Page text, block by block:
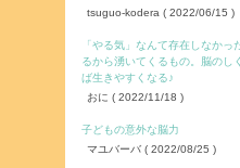
tsuguo-kodera ( 2022/06/15 )
「やる気」なんて存在しなかっ
るから湧いてくるもの。脳のし
ば生きやすくなる♪
おに ( 2022/11/18 )
子どもの意外な脳力
マユバーバ ( 2022/08/25 )